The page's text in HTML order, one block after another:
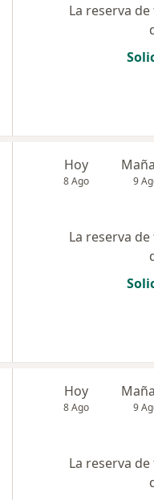
La reserva
Hoy
8 Ago 9
La reserva
Hoy
8 Ago 9
La reserva